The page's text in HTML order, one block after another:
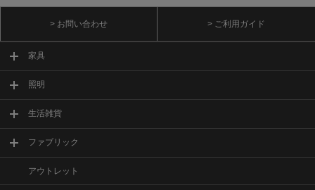
> お問い合わせ > ご利用ガイド
家具
照明
生活雑貨
ファブリック
アウトレット